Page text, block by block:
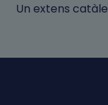
Un extens